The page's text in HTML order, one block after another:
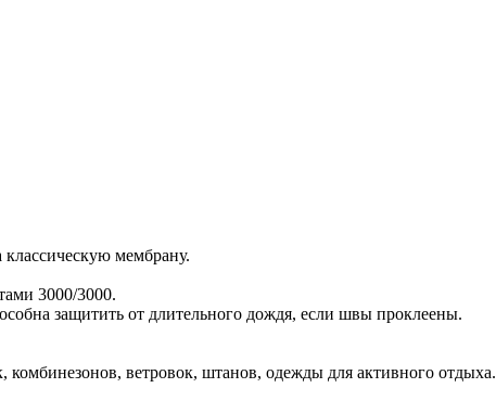
мембрану.
3000/3000.
защитить от длительного дождя, если швы проклеены.
ветровок, штанов, одежды для активного отдыха.